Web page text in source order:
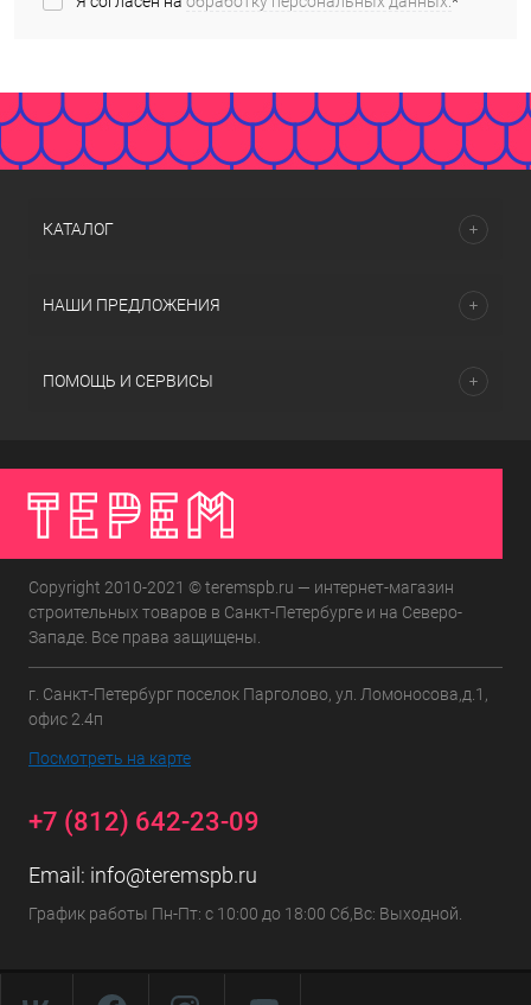
КАТАЛОГ
НАШИ ПРЕДЛОЖЕНИЯ
ПОМОЩЬ И СЕРВИСЫ
Copyright 2010-2021 © teremspb.ru — интернет-магазин
строительных товаров в Санкт-Петербурге и на Северо-
Западе. Все права защищены.
г. Санкт-Петербург поселок Парголово, ул. Ломоносова,д.1,
офис 2.4п
Посмотреть на карте
+7 (812) 642-23-09
Email: info@teremspb.ru
График работы Пн-Пт: с 10:00 до 18:00 Сб,Вс: Выходной.